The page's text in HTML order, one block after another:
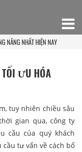
NĂNG NHẤT HIỆN NAY
ƯU HÓA
tuy nhiên chiều sâu
gian qua, công ty
cầu của quý khách
cầu tư vấn về cách bố